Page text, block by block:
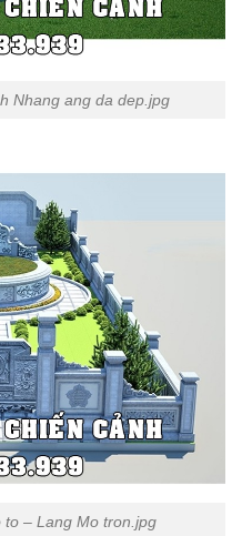
Nhang ang da dep.jpg
– Lang Mo tron.jpg